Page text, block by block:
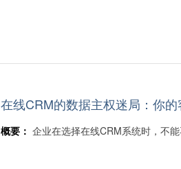
在线CRM的数据主权迷局：你
概要： 企业在选择在线CRM系统时，不